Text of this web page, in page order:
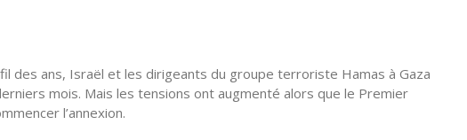
des ans, Israël et les dirigeants du groupe terroriste Hamas à Gaza
mois. Mais les tensions ont augmenté alors que le Premier
l’annexion.